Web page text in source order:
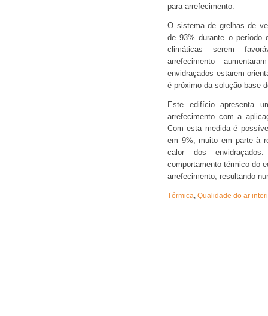
para arrefecimento.
O sistema de grelhas de
de 93% durante o período
climáticas serem
arrefecimento
envidraçados estarem
é próximo da solução base
Este edifício apresenta
arrefecimento com a
Com esta medida é
em 9%, muito em parte à
calor dos
comportamento térmico do
arrefecimento, resultando
Térmica, Qualidade do ar